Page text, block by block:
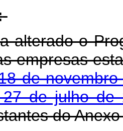
o
empresas
de novembro
de julho de
do